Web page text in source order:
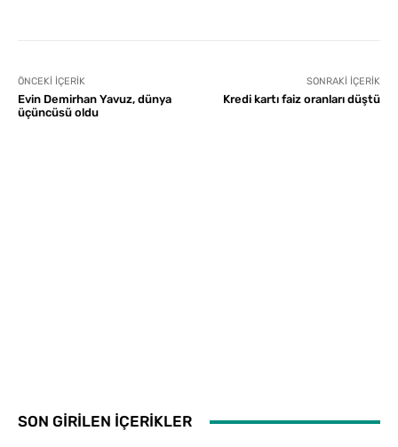
ÖNCEKI İÇERIK
Evin Demirhan Yavuz, dünya
üçüncüsü oldu
SONRAKI İÇERIK
Kredi kartı faiz oranları düştü
SON GİRİLEN İÇERİKLER